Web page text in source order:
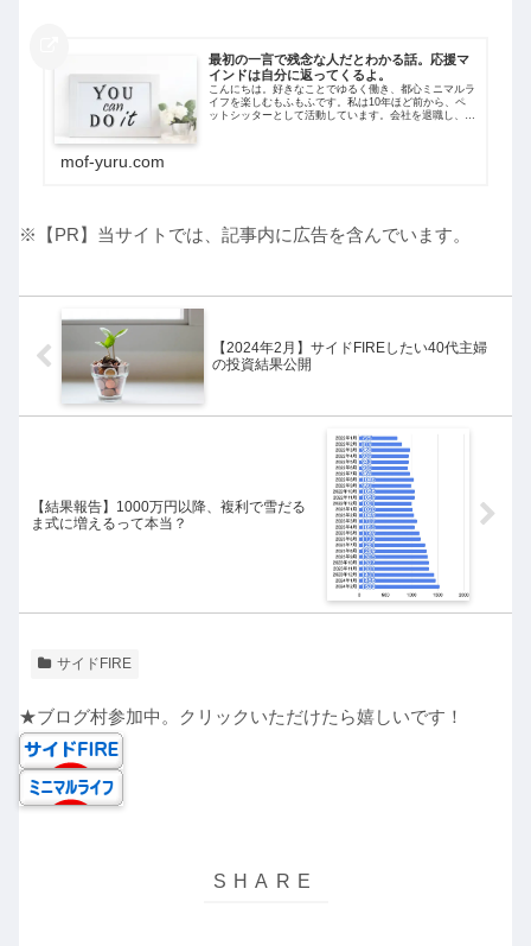
最初の一言で残念な人だとわかる話。応援マ
インドは自分に返ってくるよ。
こんにちは。好きなことでゆるく働き、都心ミニマルラ
イフを楽しむもふもふです。私は10年ほど前から、ペ
ットシッターとして活動しています。会社を退職し、こ
mof-yuru.com
※【PR】当サイトでは、記事内に広告を含んでいます。
【2024年2月】サイドFIREしたい40代主婦
の投資結果公開
【結果報告】1000万円以降、複利で雪だる
ま式に増えるって本当？
サイドFIRE
★ブログ村参加中。クリックいただけたら嬉しいです！